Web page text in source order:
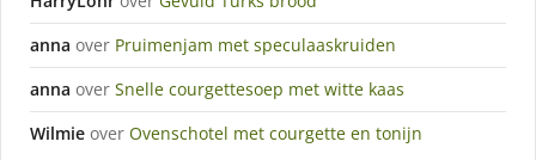
anna over Pruimenjam met speculaaskruiden
anna over Snelle courgettesoep met witte kaas
Wilmie over Ovenschotel met courgette en tonijn